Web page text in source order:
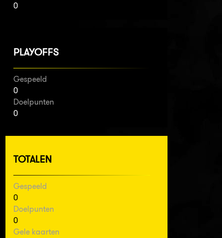
0
PLAYOFFS
Gespeeld
0
Doelpunten
0
TOTALEN
Gespeeld
0
Doelpunten
0
Gele kaarten